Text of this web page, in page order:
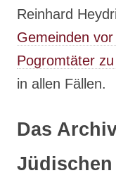
Reinhard
Gemeinden
Pogromtäter
in allen Fällen.
Das
Jüdischen